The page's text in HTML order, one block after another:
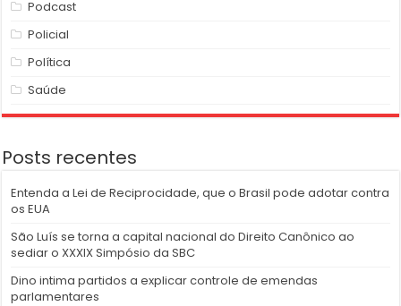
Podcast
Policial
Política
Saúde
Posts recentes
Entenda a Lei de Reciprocidade, que o Brasil pode adotar contra
os EUA
São Luís se torna a capital nacional do Direito Canônico ao
sediar o XXXIX Simpósio da SBC
Dino intima partidos a explicar controle de emendas
parlamentares